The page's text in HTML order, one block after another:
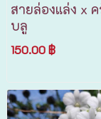
สายล่องแล่ง x
บลู
150.00 ฿